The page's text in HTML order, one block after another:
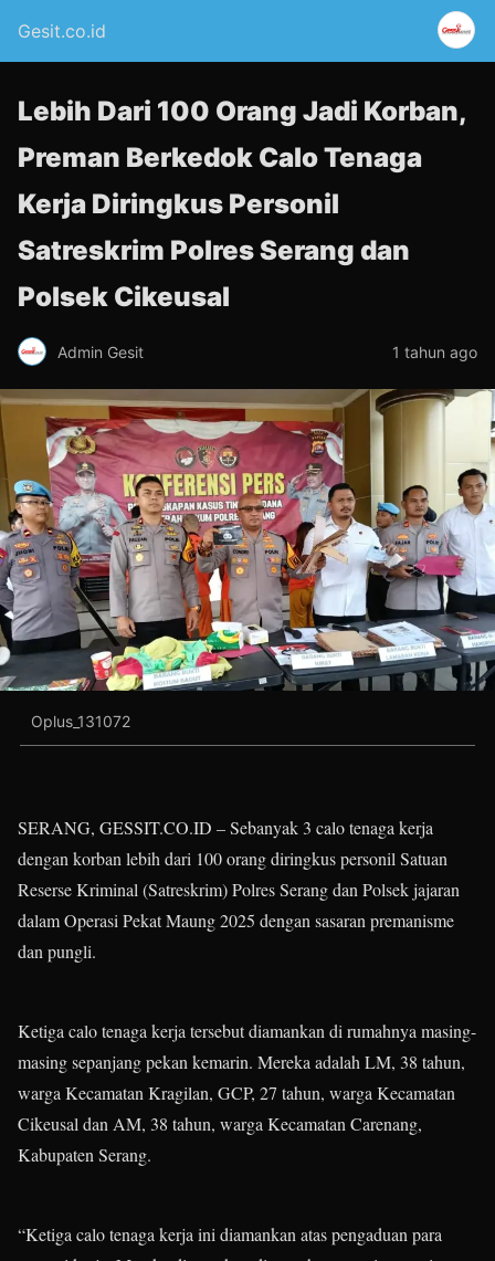
Gesit.co.id
Lebih Dari 100 Orang Jadi Korban,
Preman Berkedok Calo Tenaga
Kerja Diringkus Personil
Satreskrim Polres Serang dan
Polsek Cikeusal
Admin Gesit 1 tahun ago
Oplus_131072
SERANG, GESSIT.CO.ID – Sebanyak 3 calo tenaga kerja
dengan korban lebih dari 100 orang diringkus personil Satuan
Reserse Kriminal (Satreskrim) Polres Serang dan Polsek jajaran
dalam Operasi Pekat Maung 2025 dengan sasaran premanisme
dan pungli.
Ketiga calo tenaga kerja tersebut diamankan di rumahnya masing-
masing sepanjang pekan kemarin. Mereka adalah LM, 38 tahun,
warga Kecamatan Kragilan, GCP, 27 tahun, warga Kecamatan
Cikeusal dan AM, 38 tahun, warga Kecamatan Carenang,
Kabupaten Serang.
“Ketiga calo tenaga kerja ini diamankan atas pengaduan para